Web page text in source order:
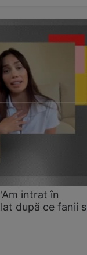
intrat în
după ce fanii